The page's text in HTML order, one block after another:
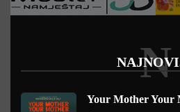
N
Your Mother Your